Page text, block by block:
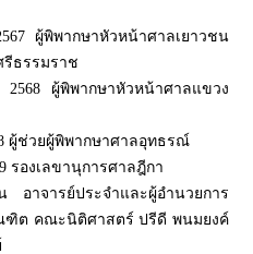
ผู้พิพากษาหัวหน้าศาลเยาวชน
ธรรมราช
ผู้พิพากษาหัวหน้าศาลแขวง
ผู้ช่วยผู้พิพากษาศาลอุทธรณ์
รองเลขานุการศาลฎีกา
จารย์ประจำและผู้อำนวยการ
ต คณะนิติศาสตร์ ปรีดี พนมยงค์